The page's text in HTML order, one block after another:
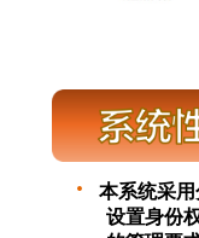
· 本系统采
设置身份